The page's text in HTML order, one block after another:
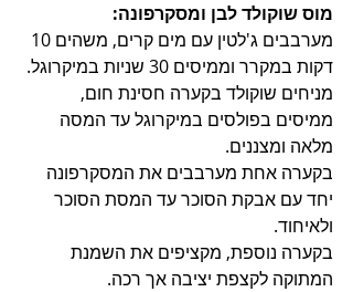
מוס שוקולד לבן ומסקרפונה:
דקות במקרר וממיסים 30 שניות במיקרוגל.
מניחים שוקולד בקערה חסינת חום,
ממיסים בפולסים במיקרוגל עד המסה
מלאה ומצננים.
בקערה אחת מערבבים את המסקרפונה
יחד עם אבקת הסוכר עד המסת הסוכר
ולאיחוד.
בקערה נוספת, מקציפים את השמנת
המתוקה לקצפת יציבה אך רכה.